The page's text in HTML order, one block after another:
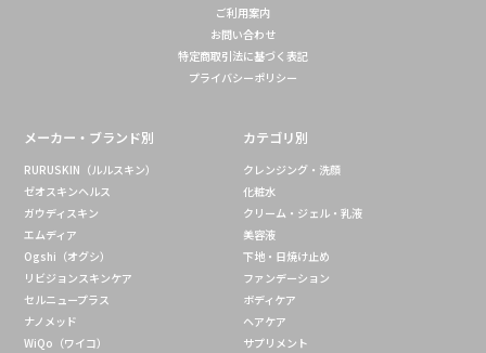
ご利用案内
お問い合わせ
特定商取引法に基づく表記
プライバシーポリシー
メーカー・ブランド別
RURUSKIN（ルルスキン）
ゼオスキンヘルス
ガウディスキン
エムディア
Ogshi（オグシ）
リビジョンスキンケア
セルニュープラス
ナノメッド
WiQo（ワイコ）
カテゴリ別
クレンジング・洗顔
化粧水
クリーム・ジェル・乳液
美容液
下地・日焼け止め
ファンデーション
ボディケア
ヘアケア
サプリメント